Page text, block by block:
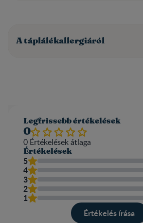
A táplálékallergiáról
Legfrissebb értékelések
0
0 Értékelések átlaga​
Értékelések
5
4
3
2
1
Értékelés írása​